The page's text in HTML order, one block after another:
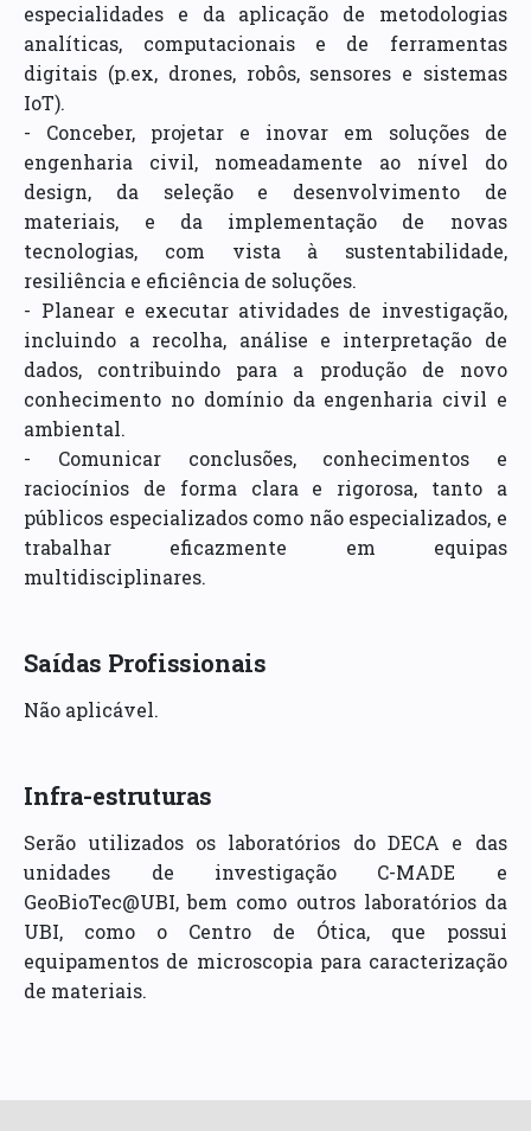
especialidades e da aplicação de metodologias
analíticas, computacionais e de ferramentas
digitais (p.ex, drones, robôs, sensores e sistemas
IoT).
- Conceber, projetar e inovar em soluções de
engenharia civil, nomeadamente ao nível do
design, da seleção e desenvolvimento de
materiais, e da implementação de novas
tecnologias, com vista à sustentabilidade,
resiliência e eficiência de soluções.
- Planear e executar atividades de investigação,
incluindo a recolha, análise e interpretação de
dados, contribuindo para a produção de novo
conhecimento no domínio da engenharia civil e
ambiental.
- Comunicar conclusões, conhecimentos e
raciocínios de forma clara e rigorosa, tanto a
públicos especializados como não especializados, e
trabalhar eficazmente em equipas
multidisciplinares.
Saídas Profissionais
Não aplicável.
Infra-estruturas
Serão utilizados os laboratórios do DECA e das
unidades de investigação C-MADE e
GeoBioTec@UBI, bem como outros laboratórios da
UBI, como o Centro de Ótica, que possui
equipamentos de microscopia para caracterização
de materiais.